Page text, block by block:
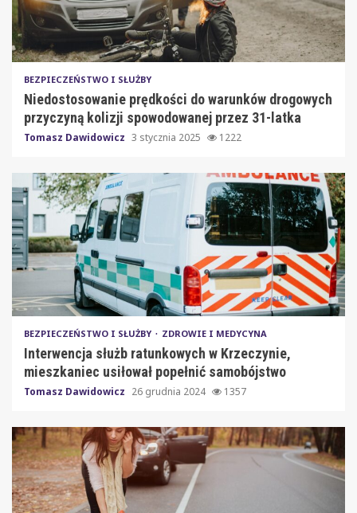
BEZPIECZEŃSTWO I SŁUŻBY
Niedostosowanie prędkości do warunków drogowych
przyczyną kolizji spowodowanej przez 31-latka
Tomasz Dawidowicz 3 stycznia 2025 1222
BEZPIECZEŃSTWO I SŁUŻBY ZDROWIE I MEDYCYNA
Interwencja służb ratunkowych w Krzeczynie,
mieszkaniec usiłował popełnić samobójstwo
Tomasz Dawidowicz 26 grudnia 2024 1357